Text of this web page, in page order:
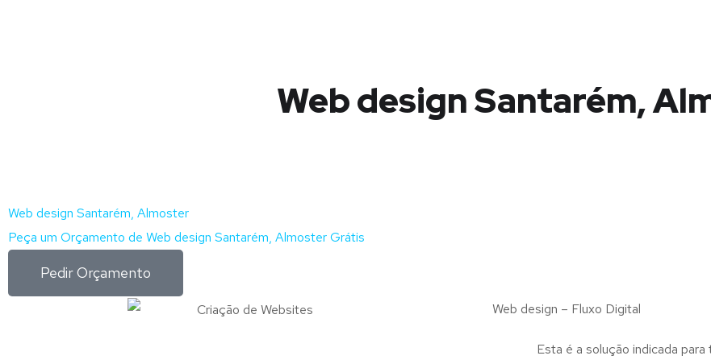
Web design Santarém,
Web design Santarém, Almoster
Peça um Orçamento de Web design Santarém, Almoster Grátis
Pedir Orçamento
Web design – Fluxo Digital
Esta é a solução indicada